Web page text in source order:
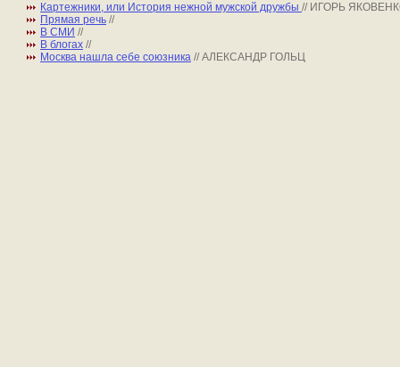
Картежники, или История нежной мужской дружбы // ИГОРЬ
Прямая речь //
В СМИ //
В блогах //
Москва нашла себе союзника // АЛЕКСАНДР ГОЛЬЦ